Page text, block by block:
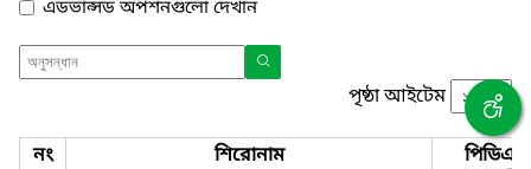
এডভান্সড অপশনগুলো দেখান
পৃষ্ঠা আইটেম
নং শিরোনাম
পিডিএফ